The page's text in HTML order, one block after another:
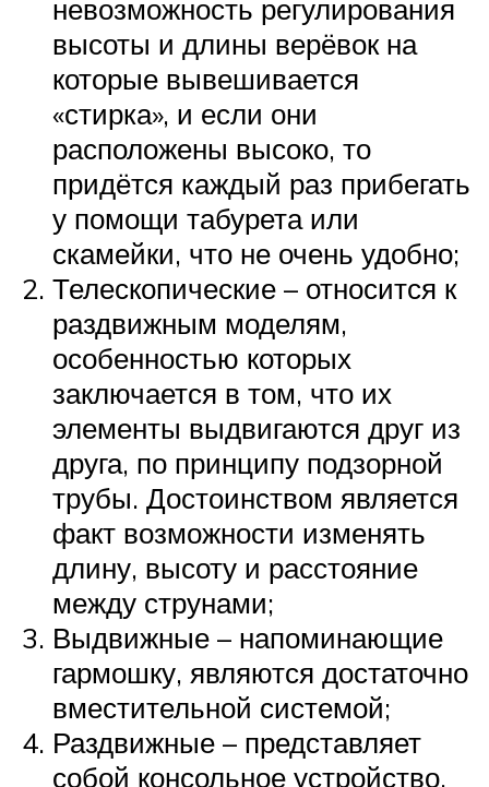
невозможность регулирования
высоты и длины верёвок на
которые вывешивается
«стирка», и если они
расположены высоко, то
придётся каждый раз прибегать
у помощи табурета или
скамейки, что не очень удобно;
Телескопические – относится к
раздвижным моделям,
особенностью которых
заключается в том, что их
элементы выдвигаются друг из
друга, по принципу подзорной
трубы. Достоинством является
факт возможности изменять
длину, высоту и расстояние
между струнами;
Выдвижные – напоминающие
гармошку, являются достаточно
вместительной системой;
Раздвижные – представляет
собой консольное устройство,